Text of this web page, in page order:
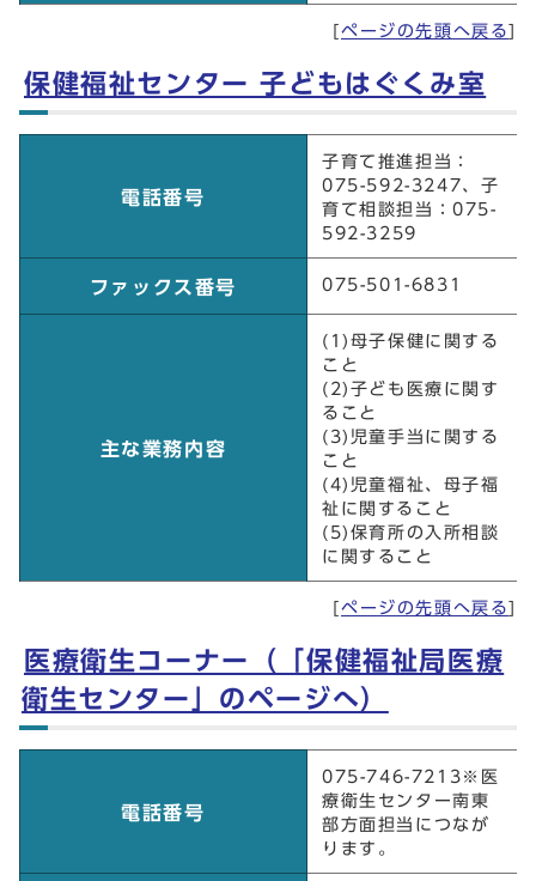
ページの先頭へ戻る
保健福祉センター 子どもはぐくみ室
電話番号
子育て推進担当：
075-592-3247、子
育て相談担当：075-
592-3259
ファックス番号 075-501-6831
主な業務内容
(1)母子保健に関する
こと
(2)子ども医療に関す
ること
(3)児童手当に関する
こと
(4)児童福祉、母子福
祉に関すること
(5)保育所の入所相談
に関すること
ページの先頭へ戻る
医療衛生コーナー（「保健福祉局医療
衛生センター」のページへ）
のページへ）
電話番号
075-746-7213※医
療衛生センター南東
部方面担当につなが
ります。